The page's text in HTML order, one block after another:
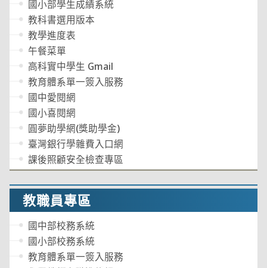
國小部學生成績系統
教科書選用版本
教學進度表
午餐菜單
高科實中學生 Gmail
教育體系單一簽入服務
國中愛閱網
國小喜閱網
圓夢助學網(獎助學金)
臺灣銀行學雜費入口網
課後照顧安全檢查專區
教職員專區
國中部校務系統
國小部校務系統
教育體系單一簽入服務